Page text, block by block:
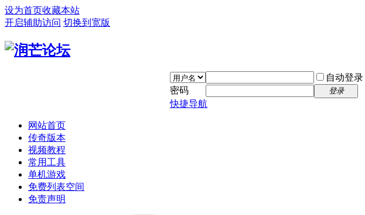
设为首页收藏本站
开启辅助访问 切换到宽版
自动登录
密码
登录
快捷导航
网站首页
传奇版本
视频教程
常用工具
单机游戏
免费列表空间
免责声明